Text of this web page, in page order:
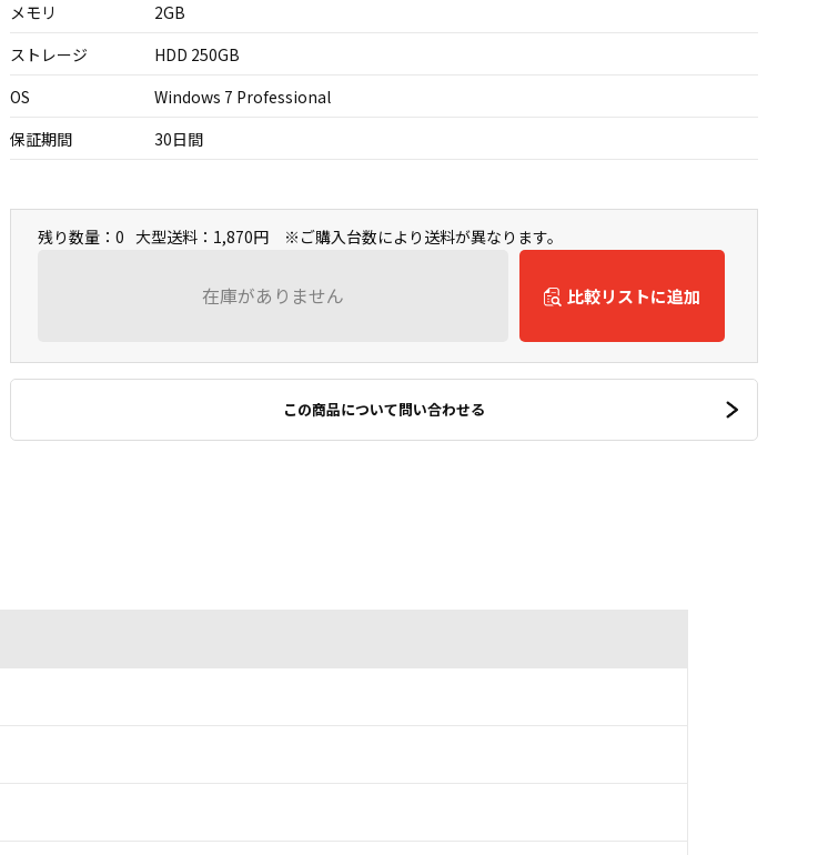
メモリ
2GB
ストレージ
HDD 250GB
OS
Windows 7 Professional
保証期間
30日間
残り数量：0 大型送料：1,870円 ※ご購入台数により送料が異なります。
在庫がありません 比較リストに追加
この商品について問い合わせる